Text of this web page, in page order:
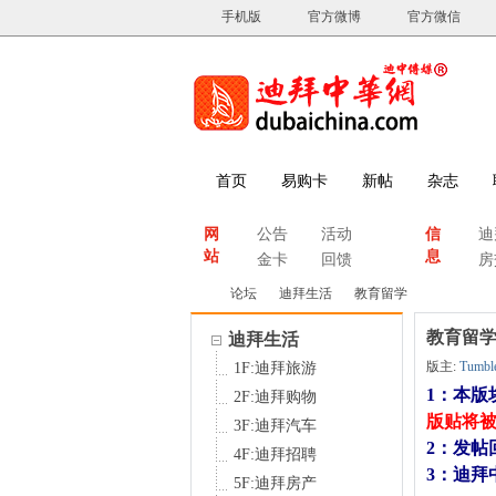
手机版 官方微博 官方微信
首页 易购卡 新帖 杂志
网
站
公告
活动
金卡
回馈
信
息
论坛
›
迪拜生活 教育留学
教育留学
版主:
1：本版
版贴将
2：发帖
3：迪拜
迪拜生活
1F:迪拜旅游
2F:迪拜购物
3F:迪拜汽车
4F:迪拜招聘
5F:迪拜房产